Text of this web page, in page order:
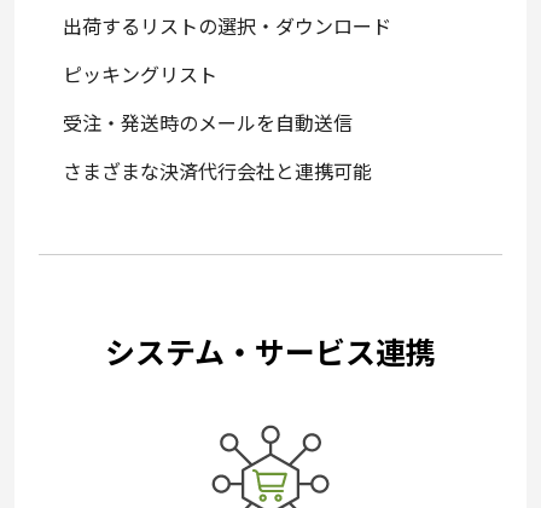
出荷するリストの選択・ダウンロード
ピッキングリスト
受注・発送時のメールを自動送信
さまざまな決済代行会社と連携可能
システム・サービス連携